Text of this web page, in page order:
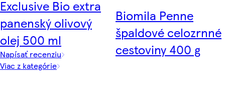
Exclusive Bio extra
panenský olivový
olej 500 ml
Napísať recenziu
Viac z kategórie
Biomila Penne
špaldové celozrnné
cestoviny 400 g